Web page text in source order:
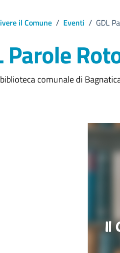
il Comune / Eventi / GDL
Parole
comunale di